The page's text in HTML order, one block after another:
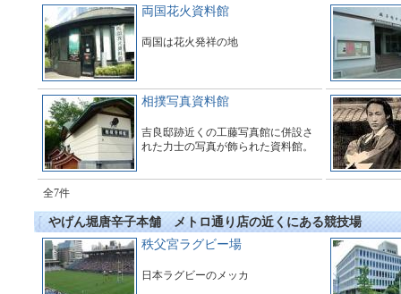
両国花火資料館
両国は花火発祥の地
相撲写真資料館
吉良邸跡近くの工藤写真館に併設さ
れた力士の写真が飾られた資料館。
全7件
やげん堀唐辛子本舗 メトロ通り店の近くにある競技場
秩父宮ラグビー場
日本ラグビーのメッカ